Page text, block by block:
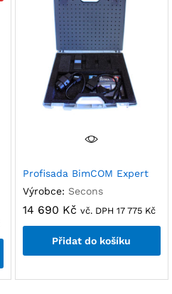
Profisada BimCOM Expert
Výrobce: Secons
14 690 Kč vč. DPH 17 775 Kč
Přidat do košíku